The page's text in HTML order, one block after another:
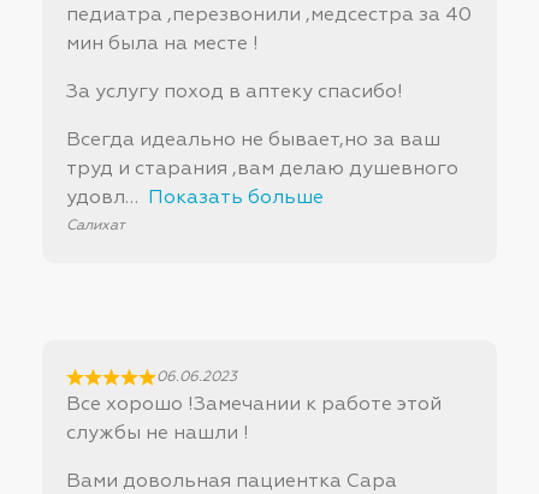
педиатра ,перезвонили ,медсестра за 40
мин была на месте !
За услугу поход в аптеку спасибо!
Всегда идеально не бывает,но за ваш
труд и старания ,вам делаю душевного
удовл
Показать больше
Салихат
06.06.2023
Все хорошо !Замечании к работе этой
службы не нашли !
Вами довольная пациентка Сара